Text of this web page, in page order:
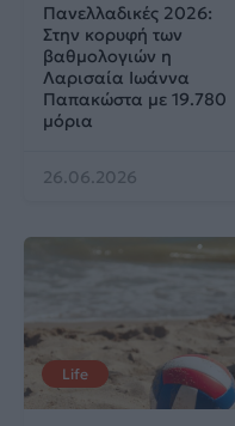
Πανελλαδικές 2026:
Στην κορυφή των
βαθμολογιών η
Λαρισαία Ιωάννα
Παπακώστα με 19.780
μόρια
26.06.2026
Life